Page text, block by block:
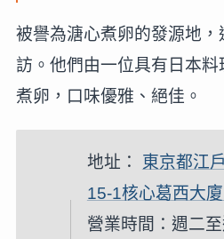
被譽為溏心煮卵的發源地
訪。他們由一位具有日本
煮卵，口味優雅、絕佳。
地址： 東京都江
15-1核心葛西大
營業時間：週二